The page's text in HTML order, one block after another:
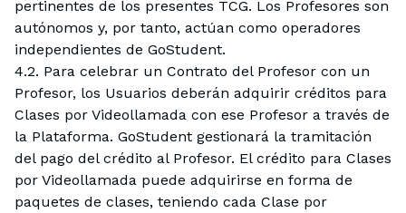
pertinentes de los presentes TCG. Los Profesores son
autónomos y, por tanto, actúan como operadores
independientes de GoStudent.
4.2. Para celebrar un Contrato del Profesor con un
Profesor, los Usuarios deberán adquirir créditos para
Clases por Videollamada con ese Profesor a través de
la Plataforma. GoStudent gestionará la tramitación
del pago del crédito al Profesor. El crédito para Clases
por Videollamada puede adquirirse en forma de
paquetes de clases, teniendo cada Clase por